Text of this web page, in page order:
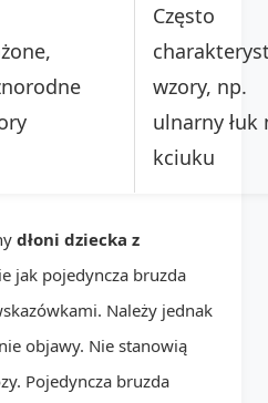
Często
wzory, np.
ulnarny łuk
kciuku
dłoni dziecka z
jak pojedyncza bruzda
Należy jednak
objawy. Nie stanowią
Pojedyncza bruzda